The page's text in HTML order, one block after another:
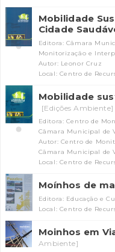
Mobilidade
Cidade
Editora: Câmara
Monitorização e
Autor: Leonor Cruz
Local: Centro de
Mobilidade
[Edições Ambiente]
Editora: Centro de
Câmara Municipal de
Autor: Centro de
Câmara Municipal de
Local: Centro de
Moínhos de
Editora: Educação e
Local: Centro de
Moinhos em
Ambiente]